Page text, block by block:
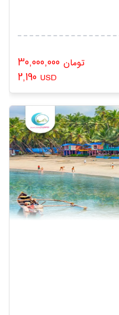
تومان
2,190 USD